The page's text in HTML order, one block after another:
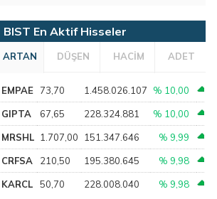
BIST En Aktif Hisseler
ARTAN DÜŞEN HACİM ADET
EMPAE 73,70 1.458.026.107 % 10,00
GIPTA 67,65 228.324.881 % 10,00
MRSHL 1.707,00 151.347.646 % 9,99
CRFSA 210,50 195.380.645 % 9,98
KARCL 50,70 228.008.040 % 9,98